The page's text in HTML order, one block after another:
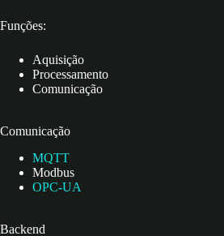
Funções:
Aquisição
Processamento
Comunicação
Comunicação
MQTT
Modbus
OPC-UA
Backend